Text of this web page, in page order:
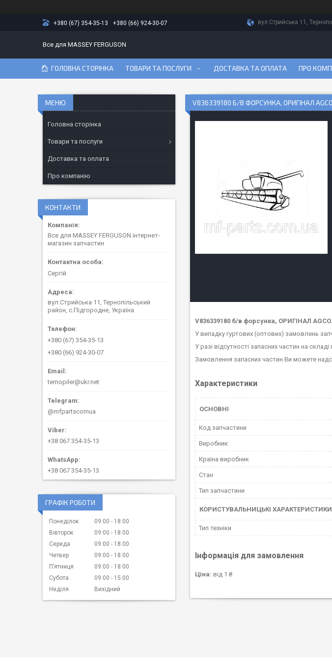
+380 (67) 354-35-13 +380 (66) 924-30-07 вул.Стрийська 11,
Все для MASSEY FERGUSON
ГОЛОВНА СТОРІНКА ТОВАРИ ТА ПОСЛУГИ ДОСТАВКА ТА ОПЛАТА ПРО
V836339180 Б/В ФОРСУНКА, ОРИГІНАЛ AGCO
V836339180 б/в форсунка, ОРИГІНАЛ AGCO.
У випадку гуртових (оптових) замовлень
У разі відсутності запасних частин на
Замовлення запасних частин Ви можете
Характеристики
ОСНОВНІ
Код запчастини
Виробник
Країна виробник
Стан
Тип запчастини
КОРИСТУВАЛЬНИЦЬКІ ХАРАКТЕРИСТИКИ
Тип техніки
Інформація для замовлення
Ціна: від 1 ₴
Головна сторінка
Товари та послуги
Доставка та оплата
Про компанію
КОНТАКТИ
Все для MASSEY FERGUSON інтернет-
магазин запчастин
Сергій
вул.Стрийська 11, Тернопільський
район, с.Підгородне, Україна
+380 (67) 354-35-13
+380 (66) 924-30-07
ternopiler@ukr.net
@mfpartscomua
+38 067 354-35-13
+38 067 354-35-13
ГРАФІК РОБОТИ
Понеділок 09:00
18:00
Вівторок
09:00
18:00
Середа
09:00
18:00
Четвер
09:00
18:00
Пʼятниця
09:00
18:00
Субота
09:00
15:00
Неділя
Вихідний